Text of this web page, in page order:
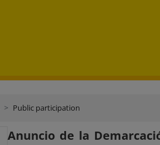
Public participation
Anuncio de la